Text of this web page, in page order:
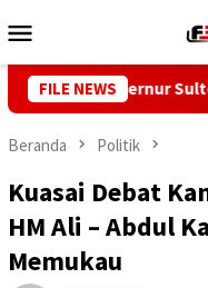
ke
Mobile
FILE NEWS
Gubernur Sulteng
Beranda Politik
Kuasai Debat
HM Ali – Abdul
Memukau